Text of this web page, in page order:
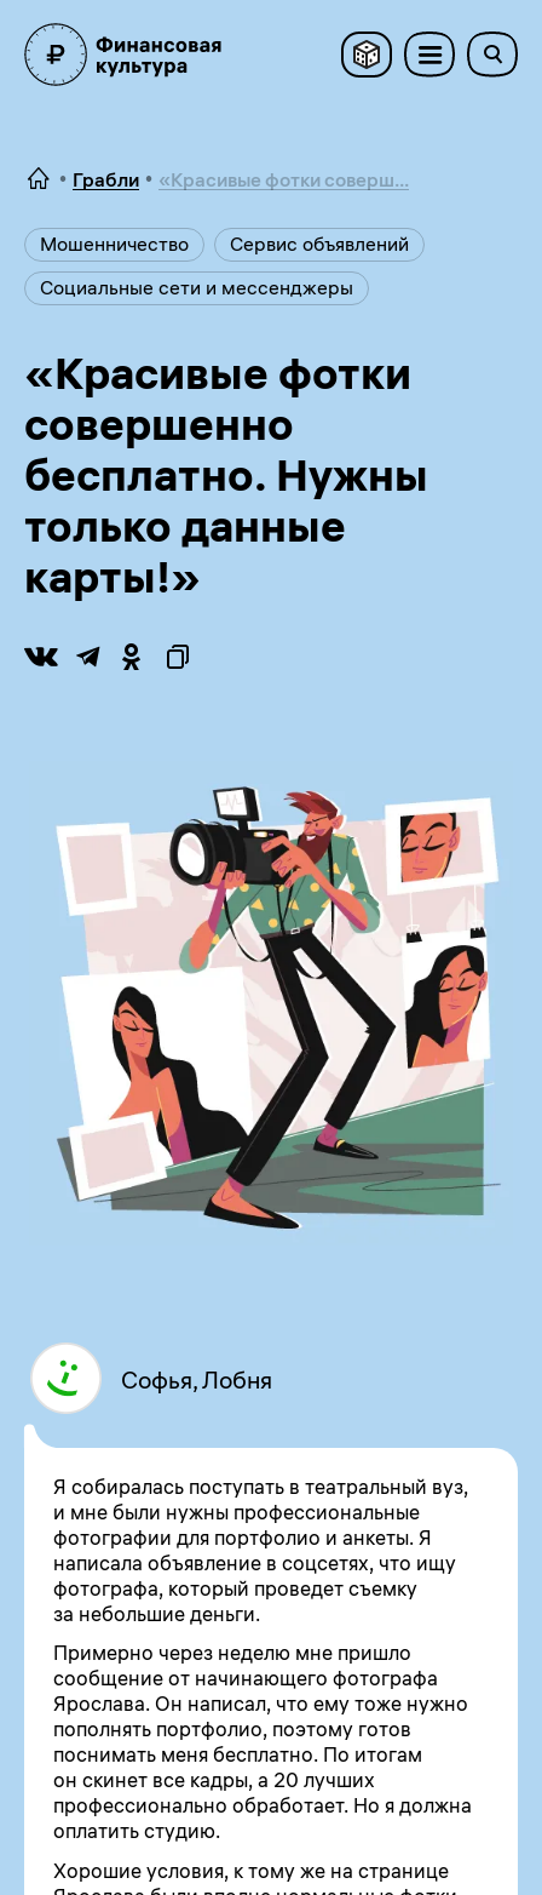
Грабли «Красивые фотки соверш...
Мошенничество
Сервис объявлений
Социальные сети и мессенджеры
«Красивые фотки
совершенно
бесплатно. Нужны
только данные
карты!»
Софья, Лобня
Я собиралась поступать в театральный вуз,
и мне были нужны профессиональные
фотографии для портфолио и анкеты. Я
написала объявление в соцсетях, что ищу
фотографа, который проведет съемку
за небольшие деньги.
Примерно через неделю мне пришло
сообщение от начинающего фотографа
Ярослава. Он написал, что ему тоже нужно
пополнять портфолио, поэтому готов
поснимать меня бесплатно. По итогам
он скинет все кадры, а 20 лучших
профессионально обработает. Но я должна
оплатить студию.
Хорошие условия, к тому же на странице